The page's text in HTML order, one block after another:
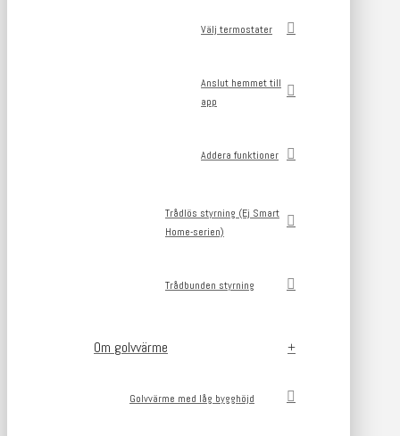
Välj termostater
Anslut hemmet till
app
Addera funktioner
Trådlös styrning (Ej Smart
Home-serien)
Trådbunden styrning
Om golvvärme
Golvvärme med låg bygghöjd